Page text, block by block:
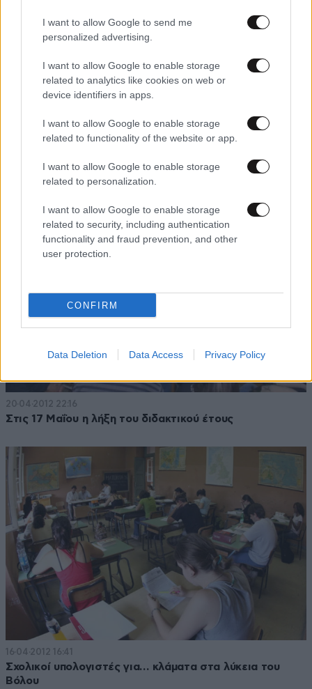
I want to allow Google to send me
personalized advertising.
I want to allow Google to enable storage
related to analytics like cookies on web or
device identifiers in apps.
I want to allow Google to enable storage
related to functionality of the website or app.
I want to allow Google to enable storage
related to personalization.
I want to allow Google to enable storage
related to security, including authentication
functionality and fraud prevention, and other
user protection.
CONFIRM
Data Deletion Data Access Privacy Policy
21·04·2012 09:28
20·04·2012 22:16
Στις 17 Μαΐου η λήξη του διδακτικού έτους
16·04·2012 16:41
Σχολικοί υπολογιστές για… κλάματα στα λύκεια του
Βόλου